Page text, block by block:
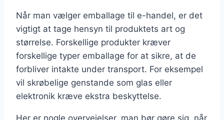
Når man vælger emballage til e-handel, er det
vigtigt at tage hensyn til produktets art og
størrelse. Forskellige produkter kræver
forskellige typer emballage for at sikre, at de
forbliver intakte under transport. For eksempel
vil skrøbelige genstande som glas eller
elektronik kræve ekstra beskyttelse.